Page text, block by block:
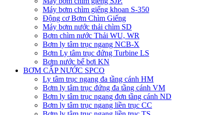
Máy bơm chìm giếng khoan S-350
Động cơ Bơm Chìm Giếng
​Máy bơm nước thải chìm SD
Bơm chìm nước Thải WU, WR
Bơm ly tâm trục ngang NCB-X
Bơm Ly tâm trục đứng Turbine LS
Bơm nước bể bơi KN
BƠM CẤP NƯỚC SPCO
Ly tâm trục ngang đa tầng cánh HM
Bơm ly tâm trục đứng đa tầng cánh VM
Bơm ly tâm trục ngang đơn tầng cánh ND
Bơm ly tâm trục ngang liền trục CC